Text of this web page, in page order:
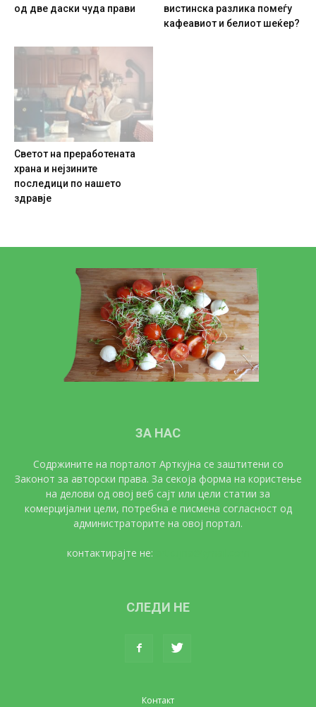
од две даски чуда прави
вистинска разлика помеѓу
кафеавиот и белиот шеќер?
Светот на преработената
храна и нејзините
последици по нашето
здравје
ЗА НАС
Содржините на порталот Арткујна се заштитени со
Законот за авторски права. За секоја форма на користење
на делови од овој веб сајт или цели статии за
комерцијални цели, потребна е писмена согласност од
администраторите на овој портал.
контактирајте не:
СЛЕДИ НЕ
Контакт